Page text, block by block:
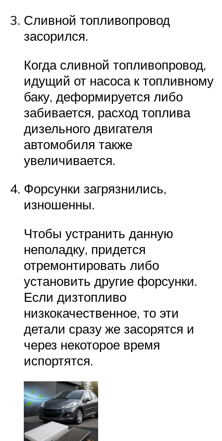
Сливной топливопровод
засорился.
Когда сливной топливопровод,
идущий от насоса к топливному
баку, деформируется либо
забивается, расход топлива
дизельного двигателя
автомобиля также
увеличивается.
Форсунки загрязнились,
изношенны.
Чтобы устранить данную
неполадку, придется
отремонтировать либо
установить другие форсунки.
Если дизтопливо
низкокачественное, то эти
детали сразу же засорятся и
через некоторое время
испортятся.